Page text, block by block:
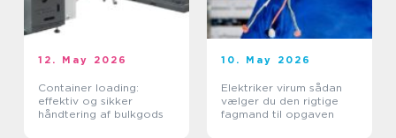
12. May 2026
Container loading:
effektiv og sikker
håndtering af bulkgods
10. May 2026
Elektriker virum sådan
vælger du den rigtige
fagmand til opgaven